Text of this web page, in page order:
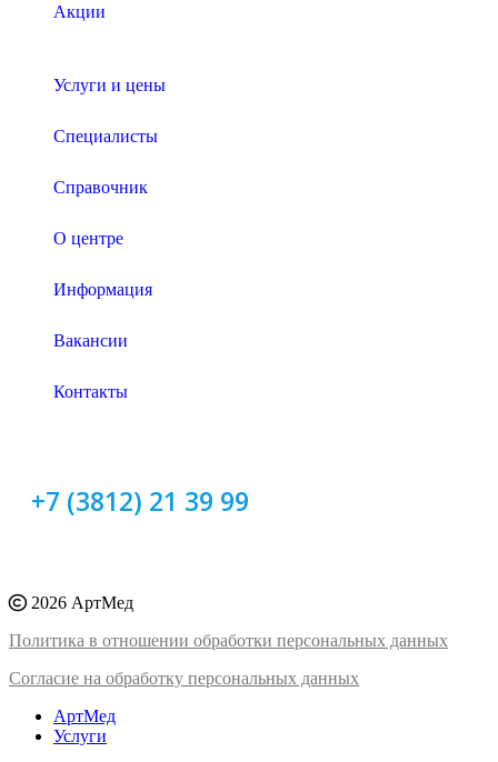
Акции
Услуги и цены
Специалисты
Справочник
О центре
Информация
Вакансии
Контакты
+7 (3812) 21 39 99
2026 АртМед
Политика в отношении обработки персональных данных
Согласие на обработку персональных данных
АртМед
Услуги